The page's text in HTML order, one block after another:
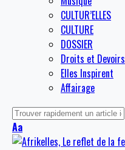
CULTUR’ELLES
CULTURE
DOSSIER
Droits et Devoirs
Elles Inspirent
Affairage
Aa